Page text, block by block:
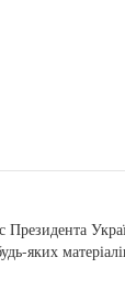
Президента
яких